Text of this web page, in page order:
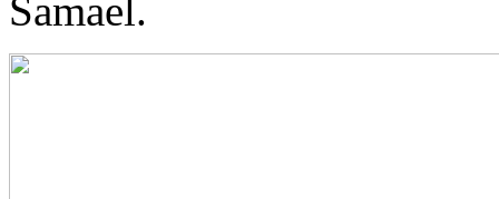
Samael.